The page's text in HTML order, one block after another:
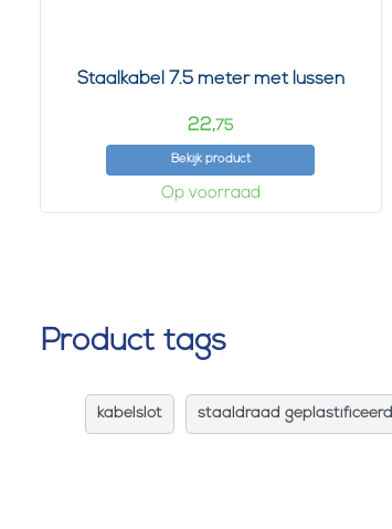
Staalkabel 7.5 meter met lussen
22,75
Bekijk product
Op voorraad
Product tags
kabelslot staaldraad geplastificeerd